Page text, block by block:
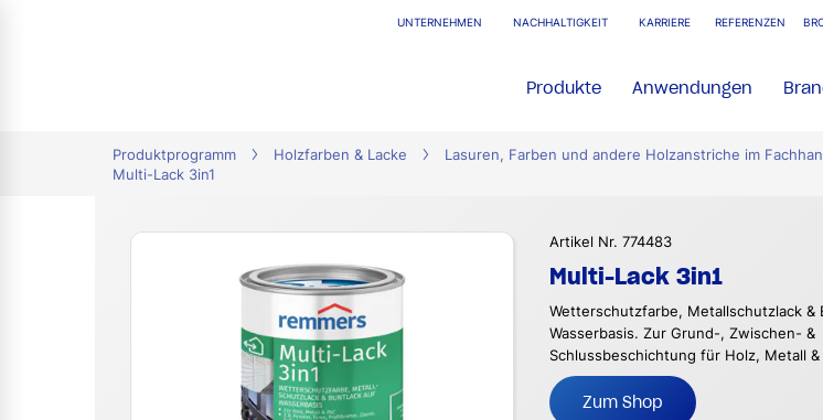
UNTERNEHMEN NACHHALTIGKEIT KARRIERE REFERENZEN
Produkte Anwendungen
Produktprogramm Holzfarben & Lacke Lasuren, Farben und andere Holzanstriche im
Multi-Lack 3in1
Artikel Nr. 774483
Multi-Lack 3in1
Wetterschutzfarbe, Metallschutzlack &
Wasserbasis. Zur Grund-, Zwischen- &
Schlussbeschichtung für Holz, Metall &
Zum Shop